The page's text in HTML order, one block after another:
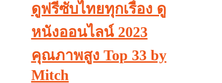
ดูฟรีซับไทยทุกเรื่อง ดู
หนังออนไลน์ 2023
คุณภาพสูง Top 33 by
Mitch